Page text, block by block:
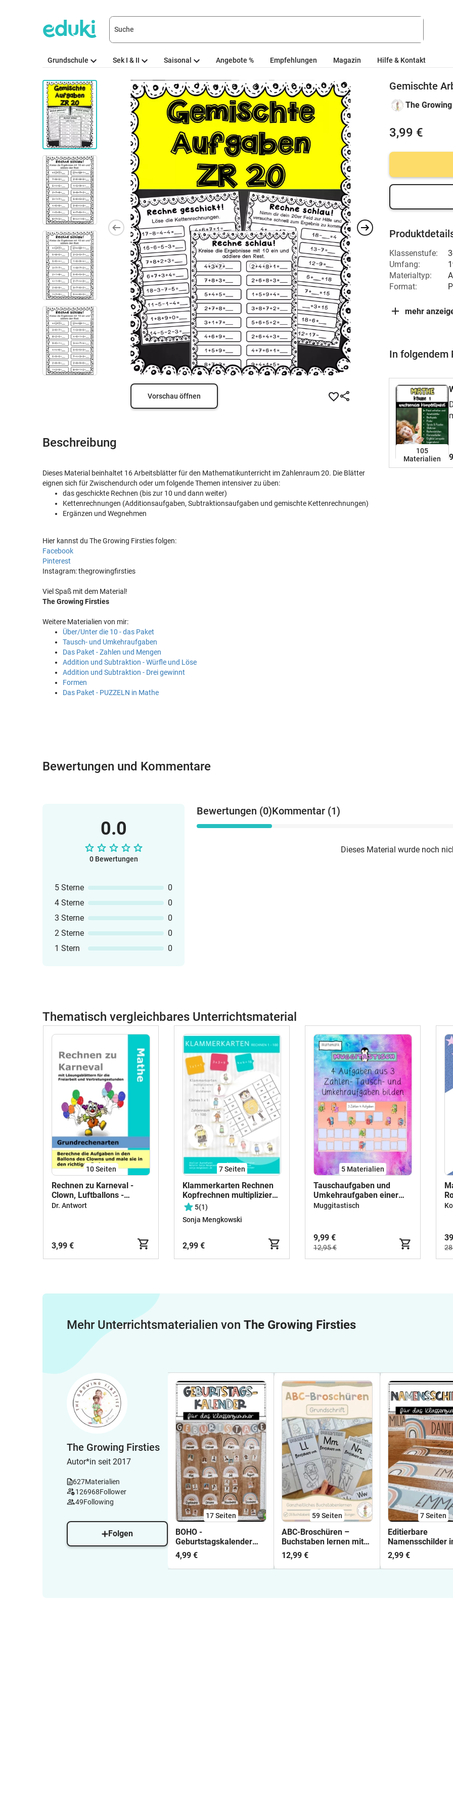
Grundschule Sek I & II Saisonal Angebote % Empfehlungen Magazin Hilfe & Kontakt
Vorschau öffnen
Beschreibung
Dieses Material beinhaltet 16 Arbeitsblätter für den Mathematikunterricht im Zahlenraum 20. Die Blätter
eignen sich für Zwischendurch oder um folgende Themen intensiver zu üben:
das geschickte Rechnen (bis zur 10 und dann weiter)
Kettenrechnungen (Additionsaufgaben, Subtraktionsaufgaben und gemischte Kettenrechnungen)
Ergänzen und Wegnehmen
Hier kannst du The Growing Firsties folgen:
Facebook
Pinterest
Instagram: thegrowingfirsties
Viel Spaß mit dem Material!
The Growing Firsties
Weitere Materialien von mir:
Über/Unter die 10 - das Paket
Tausch- und Umkehraufgaben
Das Paket - Zahlen und Mengen
Addition und Subtraktion - Würfle und Löse
Addition und Subtraktion - Drei gewinnt
Formen
Das Paket - PUZZELN in Mathe
Gemischte
The
3,99 €
Klassenstufe:
Umfang:
Materialtyp:
Format:
mehr
In folgendem
105
Materialien
Bewertungen und Kommentare
0.0
0 Bewertungen
5 Sterne
0
4 Sterne
0
3 Sterne
0
2 Sterne
0
1 Stern
0
Bewertungen (0)Kommentar (1)
Dieses Material wurde noch
Thematisch vergleichbares Unterrichtsmaterial
10Seiten
Rechnen zu Karneval -
Clown, Luftballons -
Addieren, Subtrahieren,
Dr. Antwort
3,99 €
7Seiten
Klammerkarten Rechnen
Kopfrechnen multiplizieren
und dividieren im
Zahlenraum-1-100
5(1)
Sonja Mengkowski
2,99 €
5 Materialien
Tauschaufgaben und
Umkehraufgaben einer
Aufgabenfamilie
Muggitastisch
9,99 €
12,95 €
Mehr Unterrichtsmaterialien von The Growing Firsties
The Growing Firsties
Autor*in seit 2017
627Materialien
126968Follower
49Following
Folgen
17Seiten
BOHO -
Geburtstagskalender
(Regenbogen/Pastellfarben)
- Bastelvorlagen
4,99 €
59Seiten
ABC-Broschüren –
Buchstaben lernen mit
26 Miniheften
12,99 €
7Seiten
Editierbare
Namensschilder
Boho-Stil
2,99 €